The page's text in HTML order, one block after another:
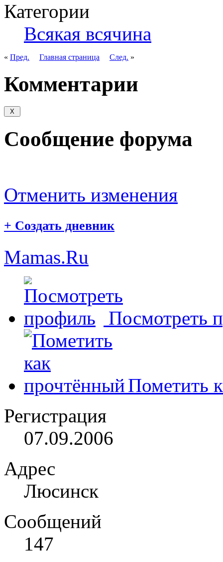
Категории
Всякая всячина
« Пред. Главная страница След. »
Комментарии
Сообщение форума
Отменить изменения
+ Создать дневник
Mamas.Ru
Посмотреть
Пометить
Регистрация
07.09.2006
Адрес
Люсинск
Сообщений
147